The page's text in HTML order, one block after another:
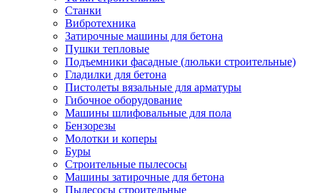
Станки
Вибротехника
Затирочные машины для бетона
Пушки тепловые
Подъемники фасадные (люльки строительные)
Гладилки для бетона
Пистолеты вязальные для арматуры
Гибочное оборудование
Машины шлифовальные для пола
Бензорезы
Молотки и коперы
Буры
Строительные пылесосы
Машины затирочные для бетона
Пылесосы строительные